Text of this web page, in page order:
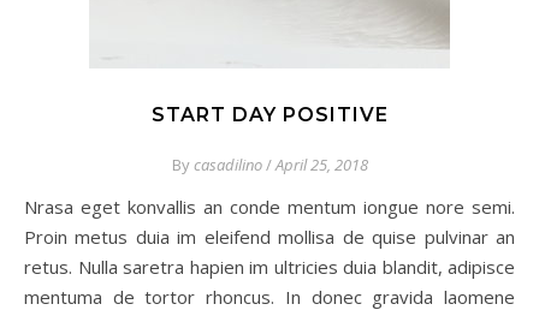
START DAY POSITIVE
Bycasadilino/April 25, 2018
Nrasa eget konvallis an conde mentum iongue nore semi.
Proin metus duia im eleifend mollisa de quise pulvinar an
retus. Nulla saretra hapien im ultricies duia blandit, adipisce
mentuma de tortor rhoncus. In donec gravida laomene